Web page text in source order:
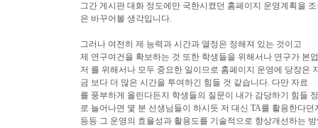
그간 게시판 대화 정도에만 국한시켰던 홈페이지 운영계획을 조
은 바꾸어볼 생각입니다.
그러나 여전히 제 능력과 시간과 열정은 정해져 있는 것이고
제 연구여건을 확보하는 것 또한 학생들을 위해서나 연구가 본
저 를 위해서나 모두 중요한 일이므로 홈페이지 운영에 당장은 지
금 보다 더 많은 시간을 투여하긴 힘들 것 같습니다. 다만 자료
를 풍부하게 올린다든지 학생들의 질문이 내가 감당하기 힘들
로 늘어나면 몇 분 선생님들이 하시듯 저 대신 TA를 활용한다던
등등 그 운영의 효율성과 활용도를 기술적으로 향상개선하는